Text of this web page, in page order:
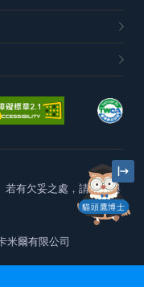
貓頭鷹博士
若有欠妥之處，請隨時與
米爾有限公司